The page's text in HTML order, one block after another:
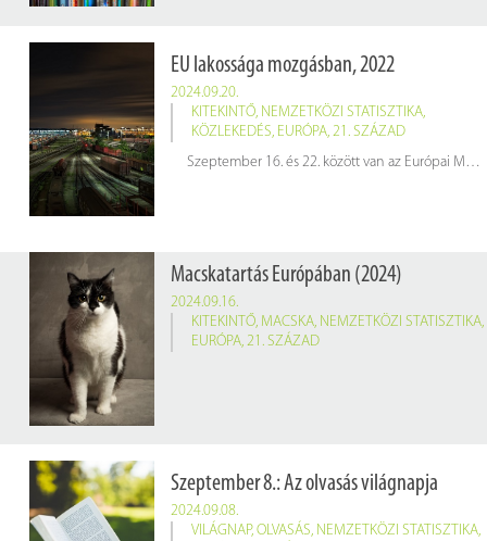
EU lakossága mozgásban, 2022
2024.09.20.
KITEKINTŐ, NEMZETKÖZI STATISZTIKA,
KÖZLEKEDÉS, EURÓPA, 21. SZÁZAD
Szeptember 16. és 22. között van az Európai Mobilitási Hét, amelynek célja a környezetbarát és fenntartható városi közlekedés népszerűsítése. A 2024. évi mottó: "Mindannyiunké a tér", ami arra hívja fel a figyelmet, hogy közösen döntsük el, miként használjuk a közterületeket, és gondoskodjunk arról, hogy mindenki – különösen a gyalogosok és a kerékpárosok – kellemes környezetben, biztonságosan és kényelmesen közlekedhessen.
Macskatartás Európában (2024)
2024.09.16.
KITEKINTŐ, MACSKA, NEMZETKÖZI STATISZTIKA,
EURÓPA, 21. SZÁZAD
Szeptember 8.: Az olvasás világnapja
2024.09.08.
VILÁGNAP, OLVASÁS, NEMZETKÖZI STATISZTIKA,